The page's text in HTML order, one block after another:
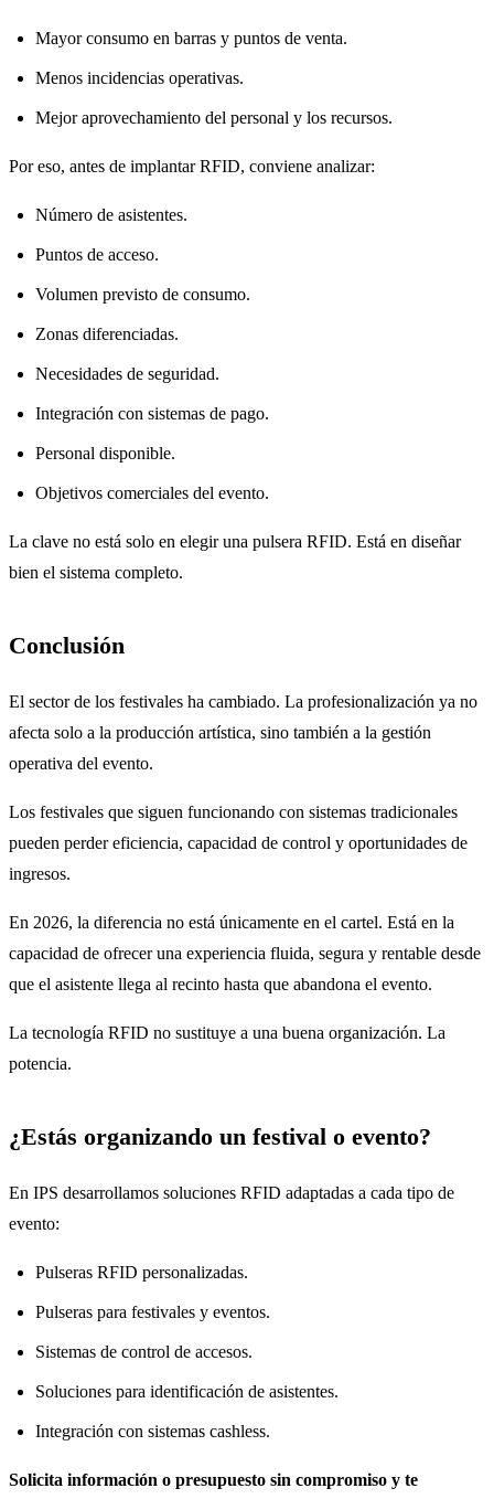
Mayor consumo en barras y puntos de venta.
Menos incidencias operativas.
Mejor aprovechamiento del personal y los recursos.
Por eso, antes de implantar RFID, conviene analizar:
Número de asistentes.
Puntos de acceso.
Volumen previsto de consumo.
Zonas diferenciadas.
Necesidades de seguridad.
Integración con sistemas de pago.
Personal disponible.
Objetivos comerciales del evento.
La clave no está solo en elegir una pulsera RFID. Está en diseñar
bien el sistema completo.
Conclusión
El sector de los festivales ha cambiado. La profesionalización ya no
afecta solo a la producción artística, sino también a la gestión
operativa del evento.
Los festivales que siguen funcionando con sistemas tradicionales
pueden perder eficiencia, capacidad de control y oportunidades de
ingresos.
En 2026, la diferencia no está únicamente en el cartel. Está en la
capacidad de ofrecer una experiencia fluida, segura y rentable desde
que el asistente llega al recinto hasta que abandona el evento.
La tecnología RFID no sustituye a una buena organización. La
potencia.
¿Estás organizando un festival o evento?
En IPS desarrollamos soluciones RFID adaptadas a cada tipo de
evento:
Pulseras RFID personalizadas.
Pulseras para festivales y eventos.
Sistemas de control de accesos.
Soluciones para identificación de asistentes.
Integración con sistemas cashless.
Solicita información o presupuesto sin compromiso y te